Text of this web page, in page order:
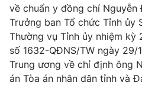
Cơ quan chủ quản: Đài Truyền
Cơ quan báo chí:
Thời báo VTV
Giấy phép hoạt động báo in và
cấp ngày 29/12/2023
Tổng Biên tập:Vũ Thanh Thủy
về chuẩn y đồng chí Nguyễn
Trưởng ban Tổ chức Tỉnh ủy
Thường vụ Tỉnh ủy nhiệm
số 1632-QĐNS/TW ngày 29/
Trung ương về chỉ định ông
án Tòa án nhân dân tỉnh và